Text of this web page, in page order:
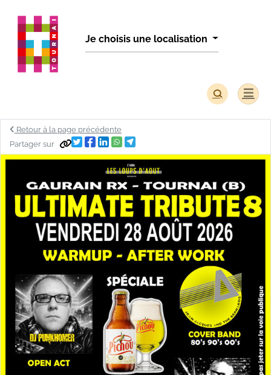
Je choisis une localisation
Retour à la page précédente
Partager sur